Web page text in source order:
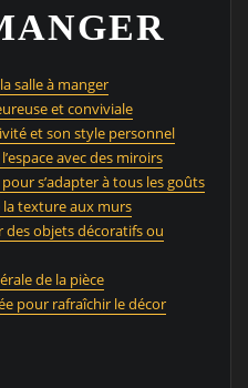
salle à manger
et conviviale
et son style personnel
avec des miroirs
s’adapter à tous les goûts
texture aux murs
objets décoratifs ou
de la pièce
pour rafraîchir le décor